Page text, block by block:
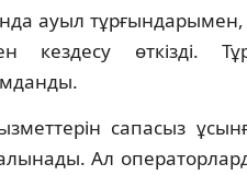
ауыл тұрғындарымен,
кездесу өткізді.
сапасыз
Ал